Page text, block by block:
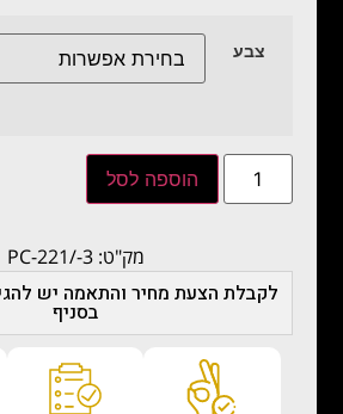
צבע
הוספה לסל
מק"ט: PC-221/-3
לקבלת הצעת מחיר והתאמה יש
בסניף